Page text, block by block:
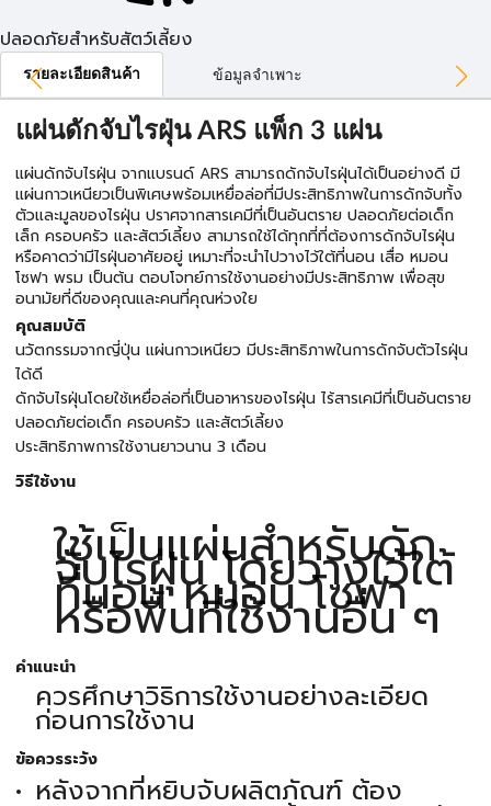
ปลอดภัยสำหรับสัตว์เลี้ยง
รายละเอียดสินค้า ข้อมูลจำเพาะ
แผ่นดักจับไรฝุ่น ARS แพ็ก 3 แผ่น
แผ่นดักจับไรฝุ่น จากแบรนด์ ARS สามารถดักจับไรฝุ่นได้เป็นอย่างดี มี
แผ่นกาวเหนียวเป็นพิเศษพร้อมเหยื่อล่อที่มีประสิทธิภาพในการดักจับทั้ง
ตัวและมูลของไรฝุ่น ปราศจากสารเคมีที่เป็นอันตราย ปลอดภัยต่อเด็ก
เล็ก ครอบครัว และสัตว์เลี้ยง สามารถใช้ได้ทุกที่ที่ต้องการดักจับไรฝุ่น
หรือคาดว่ามีไรฝุ่นอาศัยอยู่ เหมาะที่จะนำไปวางไว้ใต้ที่นอน เสื่อ หมอน
โซฟา พรม เป็นต้น ตอบโจทย์การใช้งานอย่างมีประสิทธิภาพ เพื่อสุข
อนามัยที่ดีของคุณและคนที่คุณห่วงใย
คุณสมบัติ
นวัตกรรมจากญี่ปุ่น แผ่นกาวเหนียว มีประสิทธิภาพในการดักจับตัวไรฝุ่น
ได้ดี
ดักจับไรฝุ่นโดยใช้เหยื่อล่อที่เป็นอาหารของไรฝุ่น ไร้สารเคมีที่เป็นอันตราย
ปลอดภัยต่อเด็ก ครอบครัว และสัตว์เลี้ยง
ประสิทธิภาพการใช้งานยาวนาน 3 เดือน
วิธีใช้งาน
ใช้เป็นแผ่นสำหรับดัก
จับไรฝุ่น โดยวางไว้ใต้
ที่นอน หมอน โซฟา
หรือพื้นที่ใช้งานอื่น ๆ
คำแนะนำ
ควรศึกษาวิธิการใช้งานอย่างละเอียด
ก่อนการใช้งาน
ข้อควรระวัง
หลังจากที่หยิบจับผลิตภัณฑ์ ต้อง